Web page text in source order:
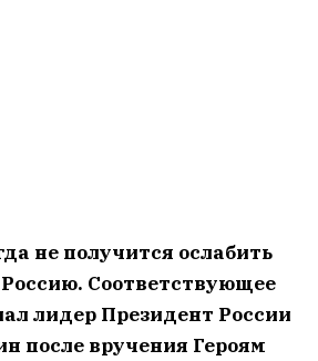
не получится ослабить
Соответствующее
лидер Президент России
после вручения Героям